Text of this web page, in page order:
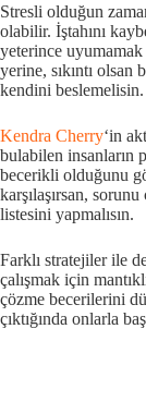
Stresli olduğun
olabilir. İştahını
yeterince
yerine, sıkıntı
kendini beslemelisin.
Kendra Cherry‘in
bulabilen insanların
becerikli olduğunu
karşılaşırsan,
listesini yapmalısın.
Farklı stratejiler ile
çalışmak için
çözme becerilerini
çıktığında onlarla